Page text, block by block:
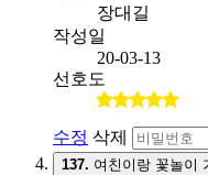
장대길
작성일
20-03-13
선호도
수정 삭제
137. 여친이랑 꽃놀이